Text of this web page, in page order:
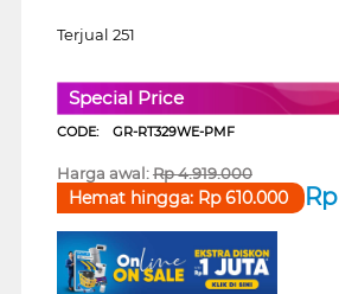
Terjual 251
Special Price
CODE: GR-RT329WE-PMF
Harga awal:Rp4.919.000
Rp
Hemat hingga: Rp610.000